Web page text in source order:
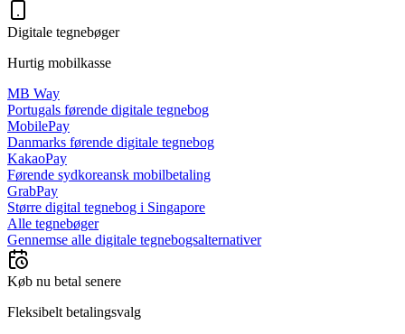
Digitale tegnebøger
Hurtig mobilkasse
MB Way
Portugals førende digitale tegnebog
MobilePay
Danmarks førende digitale tegnebog
KakaoPay
Førende sydkoreansk mobilbetaling
GrabPay
Større digital tegnebog i Singapore
Alle tegnebøger
Gennemse alle digitale tegnebogsalternativer
Køb nu betal senere
Fleksibelt betalingsvalg